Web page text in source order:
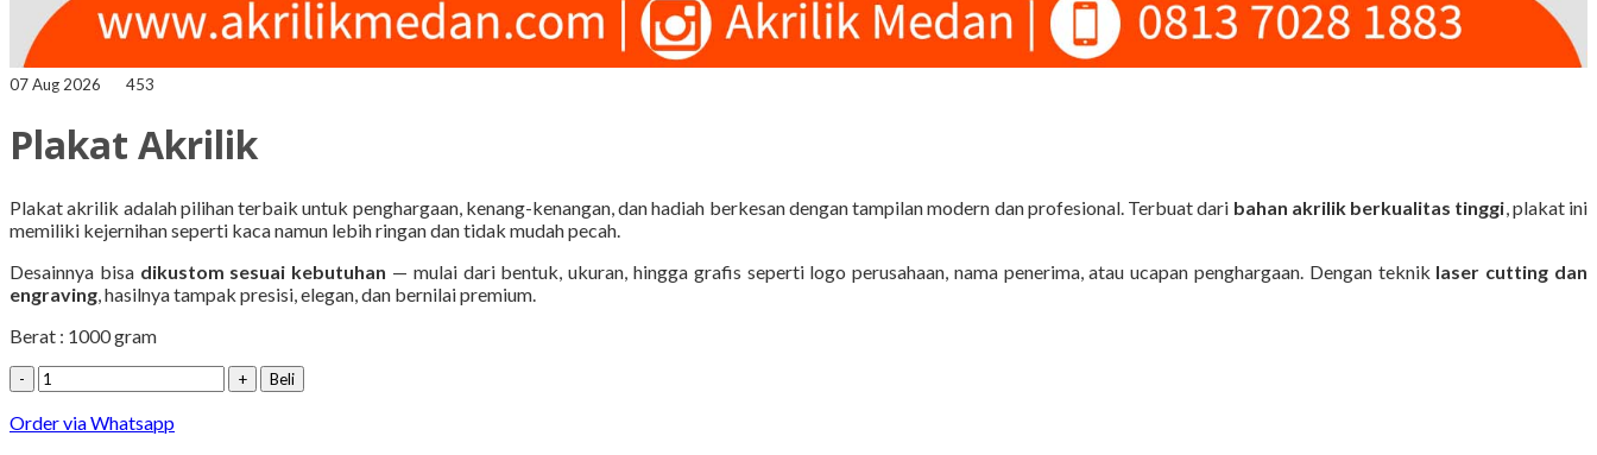
07 Aug 2026 453
Plakat Akrilik
Plakat akrilik adalah pilihan terbaik untuk penghargaan, kenang-kenangan, dan hadiah berkesan dengan tampilan modern dan profesional. Terbuat dari bahan akrilik berkualitas tinggi , plakat ini
memiliki kejernihan seperti kaca namun lebih ringan dan tidak mudah pecah.
Desainnya bisa dikustom sesuai kebutuhan — mulai dari bentuk, ukuran, hingga grafis seperti logo perusahaan, nama penerima, atau ucapan penghargaan. Dengan teknik laser cutting dan
engraving , hasilnya tampak presisi, elegan, dan bernilai premium.
Berat : 1000 gram
- + Beli
Order via Whatsapp